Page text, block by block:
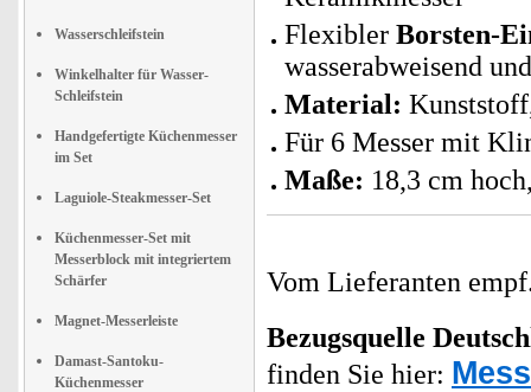
Wasserschleifstein
Winkelhalter für Wasser-
Schleifstein
Handgefertigte Küchenmesser
im Set
Laguiole-Steakmesser-Set
Küchenmesser-Set mit
Messerblock mit integriertem
Schärfer
Magnet-Messerleiste
Damast-Santoku-
Küchenmesser
Flexibler Borsten-
wasserabweisend
Material:
Für 6 Messer mit
Maße: 18,3 cm
Vom Lieferanten
Bezugsquelle
finden Sie hier: